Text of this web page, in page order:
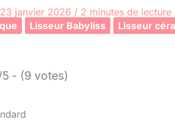
23 janvier 2026 / 2 minutes de lecture
Lisseur Babyliss Lisseur
- (9 votes)